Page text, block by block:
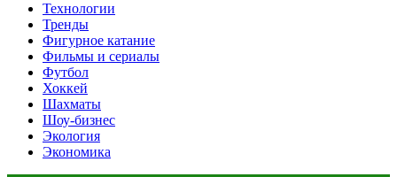
Технологии
Тренды
Фигурное катание
Фильмы и сериалы
Футбол
Хоккей
Шахматы
Шоу-бизнес
Экология
Экономика